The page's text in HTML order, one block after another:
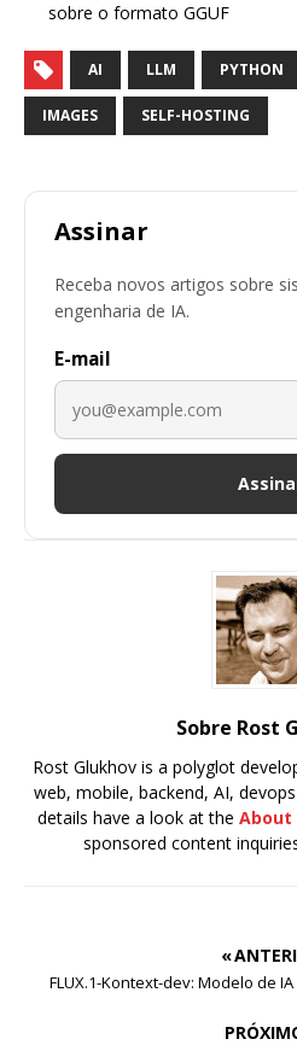
sobre o formato GGUF
AI LLM PYTHON
IMAGES SELF-HOSTING
Assinar
Receba novos artigos sobre
engenharia de IA.
E-mail
Sobre Rost
Rost Glukhov is a polyglot
web, mobile, backend, AI,
details have a look at the About
sponsored content
«
FLUX.1-Kontext-dev: Modelo de